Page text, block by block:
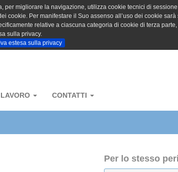
migliorare la navigazione, utilizza cookie tecnici di
Per manifestare il Suo assenso all’uso dei cookie
relative a ciascuna categoria di cookie di terza
sulla privacy.
estesa sulla privacy
LAVORO CONTATTI
Per lo stesso